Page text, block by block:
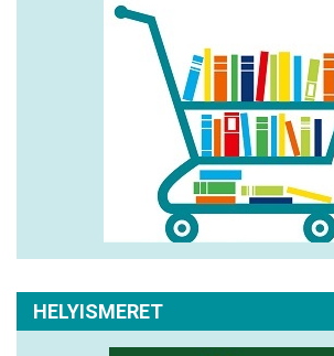
HELYISMERET